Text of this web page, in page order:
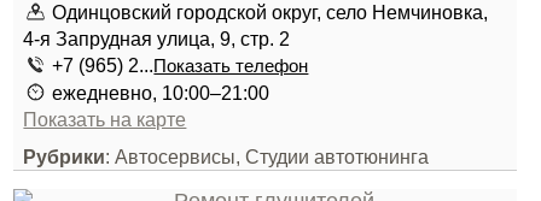
Одинцовский городской округ, село Немчиновка,
4-я Запрудная улица, 9, стр. 2
+7 (965) 2...Показать телефон
ежедневно, 10:00–21:00
Показать на карте
Рубрики: Автосервисы, Студии автотюнинга